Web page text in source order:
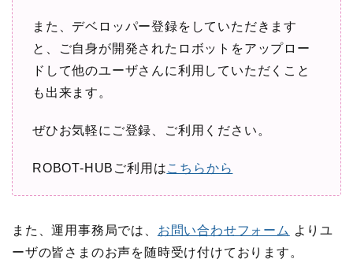
また、デベロッパー登録をしていただきます
と、ご自身が開発されたロボットをアップロー
ドして他のユーザさんに利用していただくこと
も出来ます。
ぜひお気軽にご登録、ご利用ください。
ROBOT-HUB ご利用はこちらから
また、運用事務局では、 お問い合わせフォーム よりユ
ーザの皆さまのお声を随時受け付けております。